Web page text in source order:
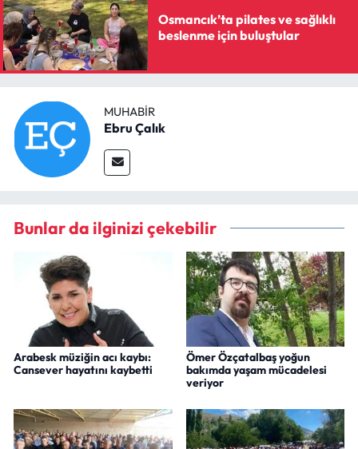
Osmancık’ta pilates ve sağlıklı
beslenme için buluştular
MUHABIR
Ebru Çalık
Bunlar da ilginizi çekebilir
Arabesk müziğin acı kaybı:
Cansever hayatını kaybetti
Ömer Özçatalbaş yoğun
bakımda yaşam mücadelesi
veriyor
Yemek Tarifleri
Yerel Haberler